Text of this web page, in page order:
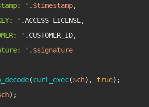
' . $timestamp,
' .ACCESS_LICENSE,
' .CUSTOMER_ID,
' . $signature
(curl_exec($ch), true);
);